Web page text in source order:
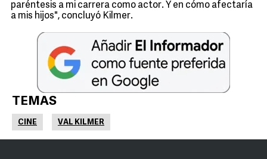
paréntesis a mi carrera como actor. Y en cómo afectaría
a mis hijos", concluyó Kilmer.
TEMAS
CINE VAL KILMER